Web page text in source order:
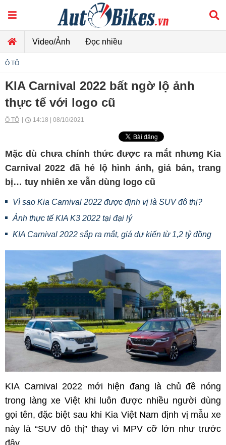
Video/Ảnh Đọc nhiều
Ô TÔ
KIA Carnival 2022 bất ngờ lộ ảnh
thực tế với logo cũ
Ô TÔ 14:18 | 08/10/2021
Mặc dù chưa chính thức được ra mắt nhưng Kia
Carnival 2022 đã hé lộ hình ảnh, giá bán, trang
bị… tuy nhiên xe vẫn dùng logo cũ
Vì sao Kia Carnival 2022 được định vị là SUV đô thị?
Ảnh thực tế KIA K3 2022 tại đại lý
KIA Carnival 2022 sắp ra mắt, giá dự kiến từ 1,2 tỷ đồng
KIA Carnival 2022 mới hiện đang là chủ đề nóng
trong làng xe Việt khi luôn được nhiều người dùng
gọi tên, đặc biệt sau khi Kia Việt Nam định vị mẫu xe
này là “SUV đô thị” thay vì MPV cỡ lớn như trước
đây.